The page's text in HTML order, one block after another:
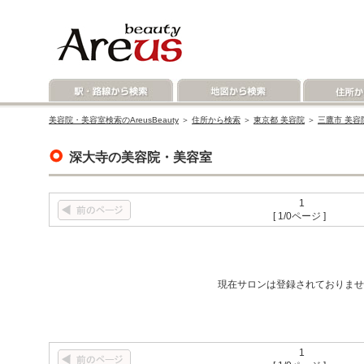
美容院・美容室検索のAreusBeauty ＞ 住所から検索 ＞ 東京都 美容院 ＞ 三鷹市 美容
深大寺の美容院・美容室
1
[ 1/0ページ ]
現在サロンは登録されておりま
1